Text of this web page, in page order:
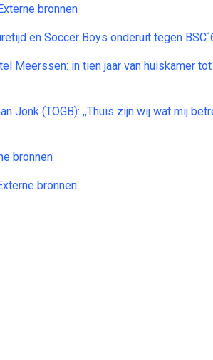
bronnen
en Soccer Boys onderuit tegen
Meerssen: in tien jaar van huiskamer
Jonk (TOGB): ,,Thuis zijn wij wat mij
bronnen
bronnen